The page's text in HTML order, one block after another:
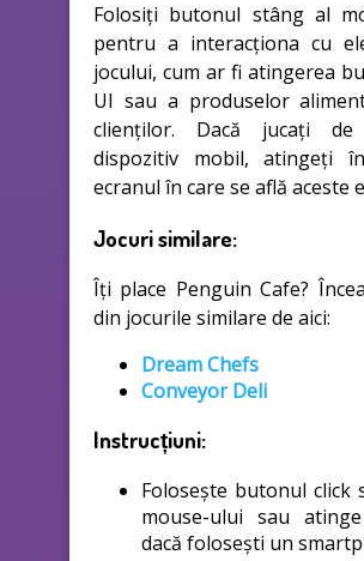
Folosiți butonul stâng al
pentru a interacționa cu
jocului, cum ar fi atingerea
UI sau a produselor
clienților. Dacă jucați
dispozitiv mobil, atingeți
ecranul în care se află aceste
Jocuri similare:
Îți place Penguin Cafe?
din jocurile similare de aici:
Dream Chefs
Conveyor Deli
Instrucțiuni:
Folosește butonul click
mouse-ului sau
dacă folosești un